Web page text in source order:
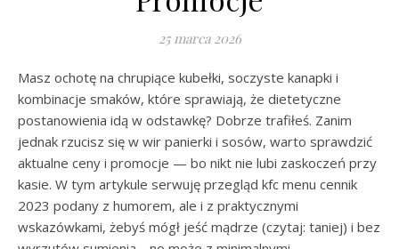
25 marca 2026
Masz ochotę na chrupiące kubełki, soczyste kanapki i
kombinacje smaków, które sprawiają, że dietetyczne
postanowienia idą w odstawkę? Dobrze trafiłeś. Zanim
jednak rzucisz się w wir panierki i sosów, warto sprawdzić
aktualne ceny i promocje — bo nikt nie lubi zaskoczeń przy
kasie. W tym artykule serwuję przegląd kfc menu cennik
2023 podany z humorem, ale i z praktycznymi
wskazówkami, żebyś mógł jeść mądrze (czytaj: taniej) i bez